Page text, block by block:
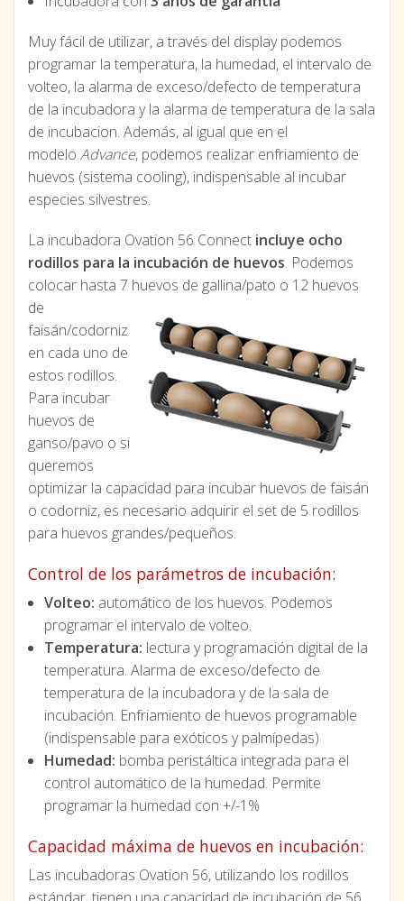
Muy fácil de utilizar, a través del display podemos
programar la temperatura, la humedad, el intervalo de
volteo, la alarma de exceso/defecto de temperatura
de la incubadora y la alarma de temperatura de la sala
de incubacion. Además, al igual que en el
modelo Advance, podemos realizar enfriamiento de
huevos (sistema cooling), indispensable al incubar
especies silvestres.
La incubadora Ovation 56 Connect incluye ocho
rodillos para la incubación de huevos. Podemos
colocar hasta 7 huevos de gallina/pato o 12 huevos
de
faisán/codorniz
en cada uno de
estos rodillos.
Para incubar
huevos de
ganso/pavo o si
queremos
optimizar la capacidad para incubar huevos de faisán
o codorniz, es necesario adquirir el set de 5 rodillos
para huevos grandes/pequeños.
Control de los parámetros de incubación:
Volteo: automático de los huevos. Podemos
programar el intervalo de volteo.
Temperatura: lectura y programación digital de la
temperatura. Alarma de exceso/defecto de
temperatura de la incubadora y de la sala de
incubación. Enfriamiento de huevos programable
(indispensable para exóticos y palmípedas)
Humedad: bomba peristáltica integrada para el
control automático de la humedad. Permite
programar la humedad con +/-1%
Capacidad máxima de huevos en incubación:
Las incubadoras Ovation 56, utilizando los rodillos